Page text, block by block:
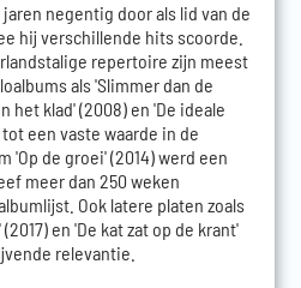
negentig door als lid van de
hij verschillende hits scoorde.
repertoire zijn meest
als 'Slimmer dan de
het klad' (2008) en 'De ideale
een vaste waarde in de
'Op de groei' (2014) werd een
meer dan 250 weken
Ook latere platen zoals
en 'De kat zat op de krant'
relevantie.